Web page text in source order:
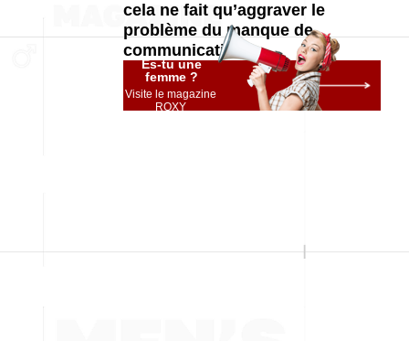
cela ne fait qu’aggraver le
problème du manque de
communication
Es-tu une
femme ?
Visite le magazine
ROXY